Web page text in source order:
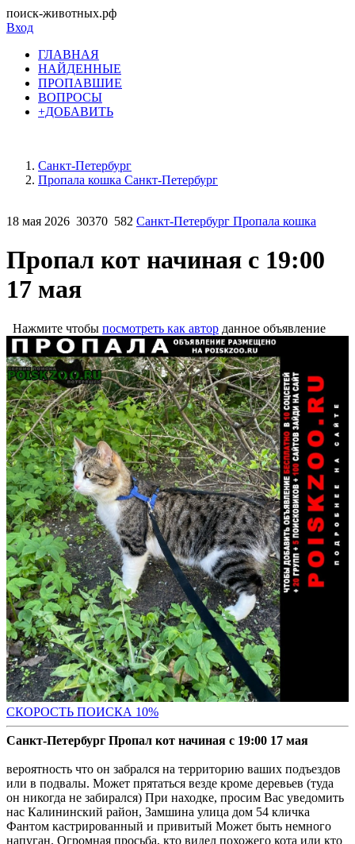
поиск-животных.рф
Вход
ГЛАВНАЯ
НАЙДЕННЫЕ
ПРОПАВШИЕ
ВОПРОСЫ
+ДОБАВИТЬ
Санкт-Петербург
Пропала кошка Санкт-Петербург
18 мая 2026 30370 582 Санкт-Петербург Пропала кошка
Пропал кот начиная с 19:00
17 мая
Нажмите чтобы посмотреть как автор данное объявление
СКОРОСТЬ ПОИСКА 10%
Санкт-Петербург Пропал кот начиная с 19:00 17 мая
вероятность что он забрался на территорию ваших подъездов
или в подвалы. Может прятаться везде кроме деревьев (туда
он никогда не забирался) При находке, просим Вас уведомить
нас Калининский район, Замшина улица дом 54 кличка
Фантом кастрированный и привитый Может быть немного
напуган. Огромная просьба, кто видел похожего кота или кто